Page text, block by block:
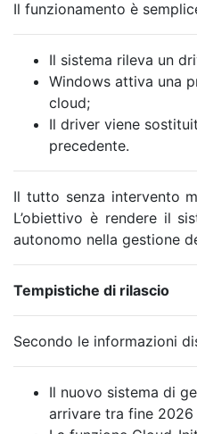
Il funzionamento è
Il sistema rileva un
Windows attiva una
cloud;
Il driver viene
precedente.
Il tutto senza intervento
L’obiettivo è rendere il
autonomo nella gestione
Tempistiche di rilascio
Secondo le informazioni
Il nuovo sistema di
arrivare tra fine